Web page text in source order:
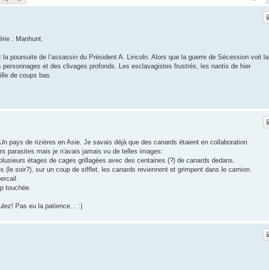
: Manhunt.
poursuite de l’assassin du Président A. Lincoln. Alors que la guerre de Sécession voit la
et des clivages profonds. Les esclavagistes frustrés, les nantis de hier
de coups bas.
pays de rizières en Asie. Je savais déjà que des canards étaient en collaboration
parasites mais je n'avais jamais vu de telles images:
étages de cages grillagées avec des centaines (?) de canards dedans.
(le soir?), sur un coup de sifflet, les canards reviennent et grimpent dans le camion.
touchée.
Pas eu la patience… :|